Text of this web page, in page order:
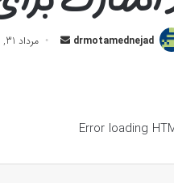
drmotamednejad
ارسال مرداد 31, 1402
Error loading